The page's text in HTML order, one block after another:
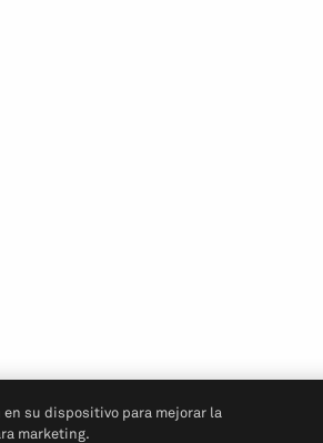
en su dispositivo para mejorar la
marketing.